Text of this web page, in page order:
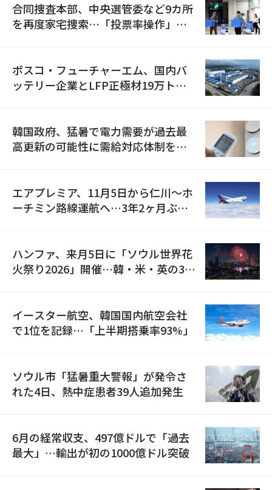
合同捜査本部、中央選管委など9カ所
を再度家宅捜索…「投票率操作」の
ポスコ・フューチャーエム、国内バ
ッテリー企業とLFP正極材19万トン
韓国政府、猛暑で電力需要が過去最
高更新の可能性に需給対応体制を点
エアプレミア、11月5日から仁川〜ホ
ーチミン路線運航へ…3年2ヶ月ぶり
ハンファ、来月5日に「ソウル世界花
火祭り2026」開催…韓・米・英の3カ
イースター航空、韓国国内航空会社
で1位を記録…「上半期搭乗率93%」
ソウル市「猛暑重大警報」が発令さ
れた4日、熱中症患者39人追加発生
6月の経常収支、497億ドルで「過去
最大」…輸出が初の1000億ドル突破